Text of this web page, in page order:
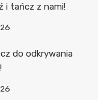
i tańcz z nami!
do odkrywania